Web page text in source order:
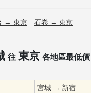
→ 東京 石卷 → 東京
往 東京 各地區最低價
宮城→ 新宿